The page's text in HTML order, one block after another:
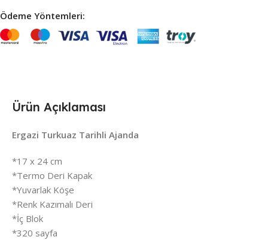
Ödeme Yöntemleri:
Ürün Açıklaması
Ergazi Turkuaz Tarihli Ajanda
*17 x 24 cm
*Termo Deri Kapak
*Yuvarlak Köşe
*Renk Kazımalı Deri
*İç Blok
*320 sayfa